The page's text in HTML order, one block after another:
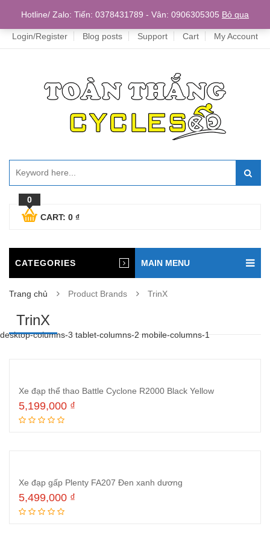
Home
Login/Register Blog posts Support Cart My Account
0
CART: 0 ₫
CATEGORIES MAIN MENU
Trang chủ Product Brands TrinX
TrinX
desktop-columns-3 tablet-columns-2 mobile-columns-1
Xe đạp thể thao Battle Cyclone R2000 Black Yellow
5,199,000 ₫
Xe đạp gấp Plenty FA207 Đen xanh dương
5,499,000 ₫
Hotline/ Zalo: Tiến: 0378431789 - Vân: 0906305305 Bỏ qua